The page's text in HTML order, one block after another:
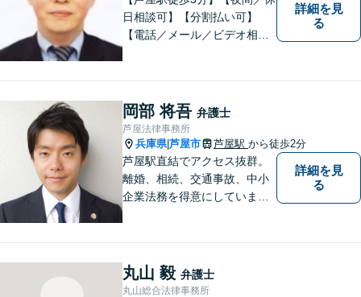
日相談可】【分割払い可】
【電話／メール／ビデオ相談
ます。 お困りの方は、お気軽
にご相談ください。
詳細を見
る
岡部 将吾 弁護士
芦屋法律事務所
兵庫県|芦屋市 芦屋駅 から徒歩2分
芦屋駅直結でアクセス抜群。
離婚、相続、交通事故、中小
企業法務を得意にしていま
可♯中小企業診断士資格有り
詳細を見
る
丸山 毅 弁護士
丸山総合法律事務所